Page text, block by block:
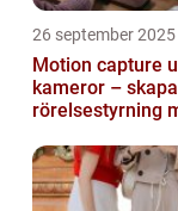
26 september 2025
Motion capture
kameror –
rörelsestyrning